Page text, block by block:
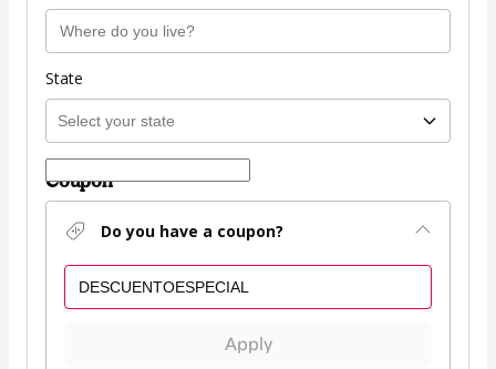
State
Coupon
Do you have a coupon?
Apply